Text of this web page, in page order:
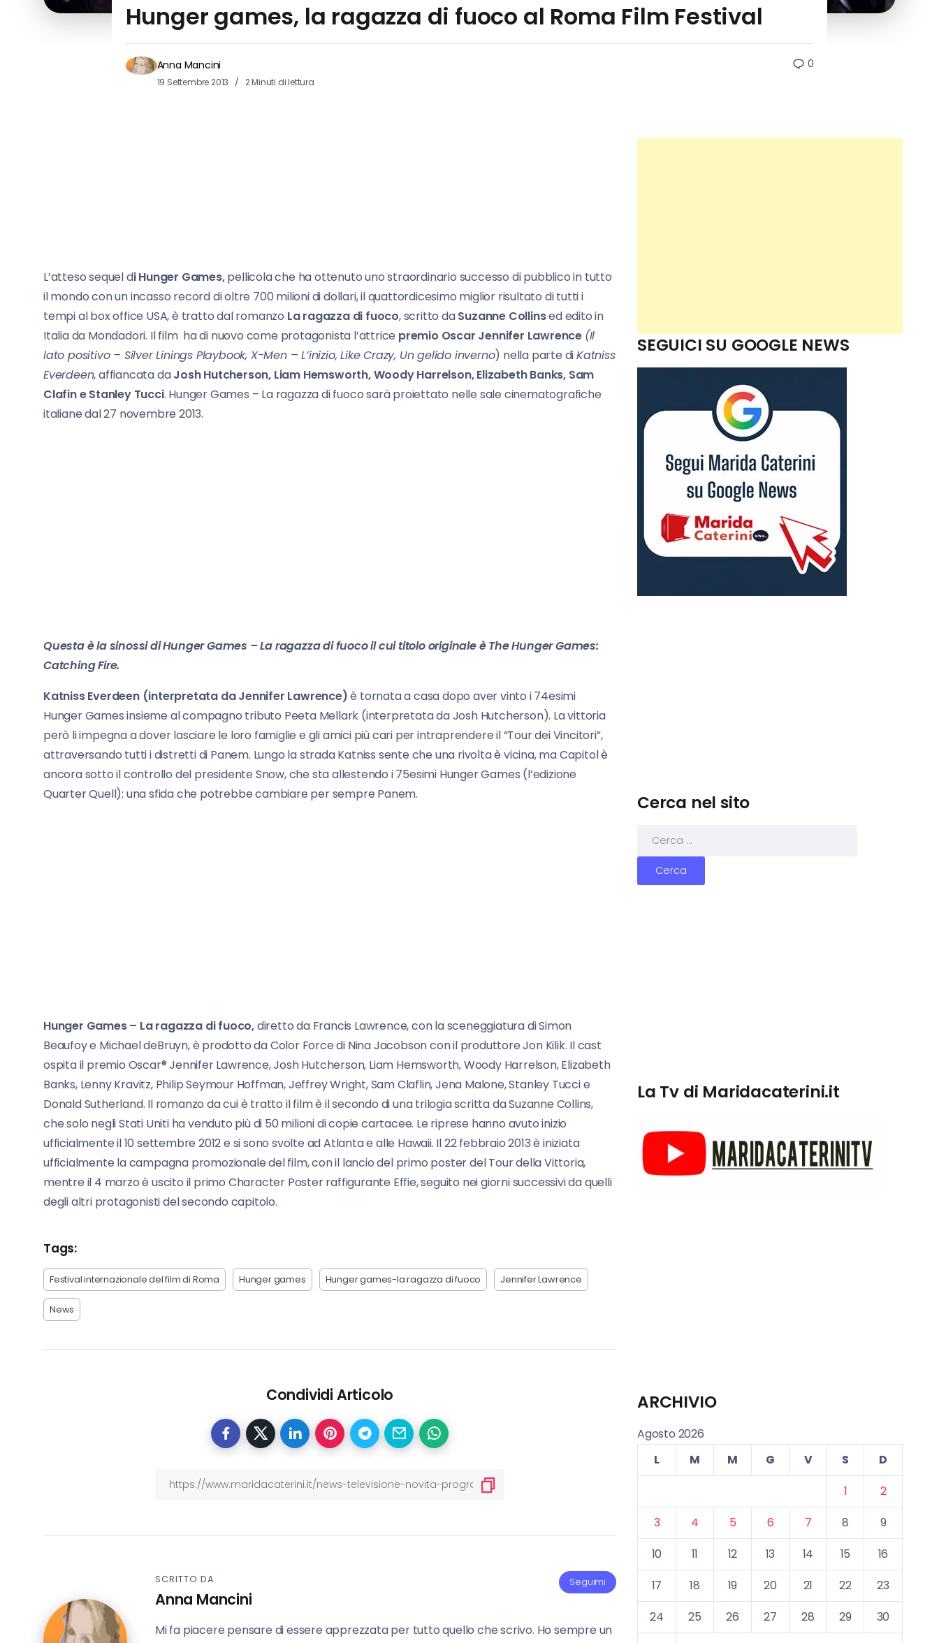
Hunger games, la ragazza di fuoco al Roma Film Festival
Anna Mancini
19 Settembre 2013 2 Minuti di lettura
0
L’atteso sequel di Hunger Games,pellicola che ha ottenuto uno straordinario successo di pubblico in tutto
il mondo con un incasso record di oltre 700 milioni di dollari, il quattordicesimo miglior risultato di tutti i
tempi al box office USA, è tratto dal romanzo La ragazza di fuoco, scritto daSuzanne Collinsed edito in
Italia da Mondadori. Il film ha di nuovo come protagonista l’attrice premio Oscar Jennifer Lawrence (Il
lato positivo – Silver Linings Playbook, X-Men – L’inizio, Like Crazy, Un gelido inverno) nella parte diKatniss
Everdeen, affiancata daJosh Hutcherson, Liam Hemsworth, Woody Harrelson, Elizabeth Banks, Sam
Clafin e Stanley Tucci. Hunger Games – La ragazza di fuoco sarà proiettato nelle sale cinematografiche
italiane dal 27 novembre 2013.
Questa è la sinossi di Hunger Games – La ragazza di fuoco il cui titolo originale è The Hunger Games:
Catching Fire.
Katniss Everdeen (interpretata da Jennifer Lawrence)è tornata a casa dopo aver vinto i 74esimi
Hunger Games insieme al compagno tributo Peeta Mellark (interpretata da Josh Hutcherson). La vittoria
però li impegna a dover lasciare le loro famiglie e gli amici più cari per intraprendere il “Tour dei Vincitori”,
attraversando tutti i distretti di Panem. Lungo la strada Katniss sente che una rivolta è vicina, ma Capitol è
ancora sotto il controllo del presidente Snow, che sta allestendo i 75esimi Hunger Games (l’edizione
Quarter Quell): una sfida che potrebbe cambiare per sempre Panem.
Hunger Games – La ragazza di fuoco,diretto da Francis Lawrence, con la sceneggiatura di Simon
Beaufoy e Michael deBruyn, è prodotto da Color Force di Nina Jacobson con il produttore Jon Kilik. Il cast
ospita il premio Oscar® Jennifer Lawrence, Josh Hutcherson, Liam Hemsworth, Woody Harrelson, Elizabeth
Banks, Lenny Kravitz, Philip Seymour Hoffman, Jeffrey Wright, Sam Claflin, Jena Malone, Stanley Tucci e
Donald Sutherland. Il romanzo da cui è tratto il film è il secondo di una trilogia scritta da Suzanne Collins,
che solo negli Stati Uniti ha venduto più di 50 milioni di copie cartacee. Le riprese hanno avuto inizio
ufficialmente il 10 settembre 2012 e si sono svolte ad Atlanta e alle Hawaii. Il 22 febbraio 2013 è iniziata
ufficialmente la campagna promozionale del film, con il lancio del primo poster del Tour della Vittoria,
mentre il 4 marzo è uscito il primo Character Poster raffigurante Effie, seguito nei giorni successivi da quelli
degli altri protagonisti del secondo capitolo.
Tags:
Festival internazionale del film di Roma Hunger games Hunger games-la ragazza di fuoco Jennifer Lawrence
News
Condividi Articolo
Seguimi
SCRITTO DA
Anna Mancini
Mi fa piacere pensare di essere apprezzata per tutto quello che scrivo. Ho sempre un
SEGUICI SU GOOGLE NEWS
Cerca nel sito
La Tv di Maridacaterini.it
ARCHIVIO
Agosto 2026
L
M M G V S
D
1
2
3
4 5 6 7 8
9
10
11 12 13 14 15
16
17
18 19 20 21 22
23
24
25 26 27 28 29
30